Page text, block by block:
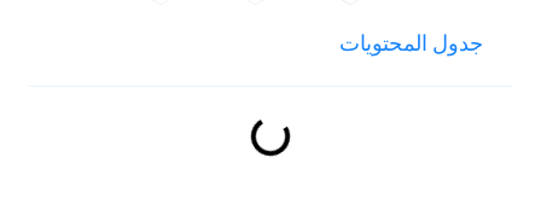
جدول المحتويات